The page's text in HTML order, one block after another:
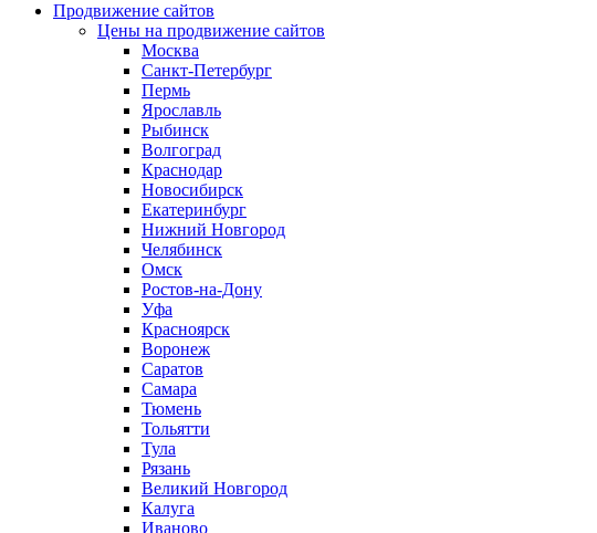
Продвижение сайтов
Цены на продвижение сайтов
Москва
Санкт-Петербург
Пермь
Ярославль
Рыбинск
Волгоград
Краснодар
Новосибирск
Екатеринбург
Нижний Новгород
Челябинск
Омск
Ростов-на-Дону
Уфа
Красноярск
Воронеж
Саратов
Самара
Тюмень
Тольятти
Тула
Рязань
Великий Новгород
Калуга
Иваново